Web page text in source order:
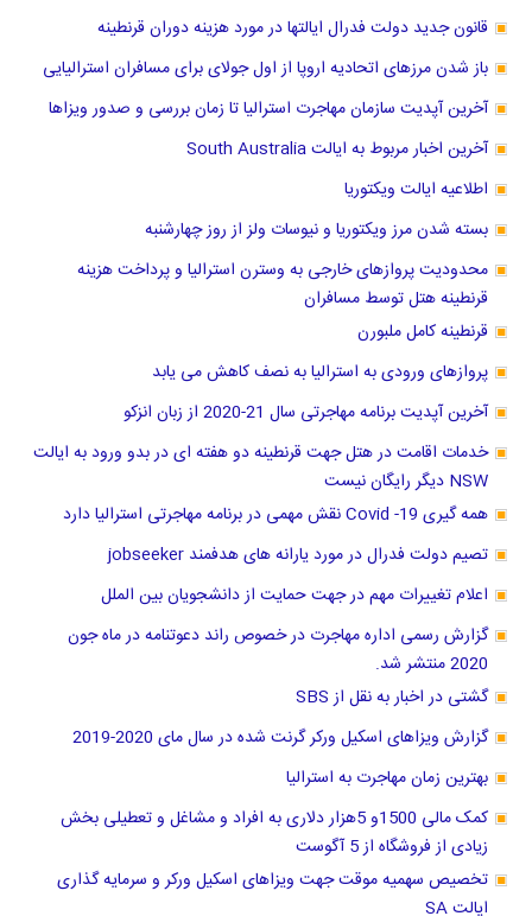
قانون جدید دولت فدرال ایالتها در مورد هزینه دوران قرنطینه
باز شدن مرزهای اتحادیه اروپا از اول جولای برای مسافران استرالیایی
آخرین آپدیت سازمان مهاجرت استرالیا تا زمان بررسی و صدور ویزاها
آخرین اخبار مربوط به ایالت South Australia
اطلاعیه ایالت ویکتوریا
بسته شدن مرز ویکتوریا و نیوسات ولز از روز چهارشنبه
محدودیت پروازهای خارجی به وسترن استرالیا و پرداخت هزینه
قرنطینه هتل توسط مسافران
قرنطینه کامل ملبورن
پروازهای ورودی به استرالیا به نصف کاهش می یابد
آخرین آپدیت برنامه مهاجرتی سال 21-2020 از زبان انزکو
خدمات اقامت در هتل جهت قرنطینه دو هفته ای در بدو ورود به ایالت
NSW دیگر رایگان نیست
همه گیری Covid -19 نقش مهمی در برنامه مهاجرتی استرالیا دارد
تصیم دولت فدرال در مورد یارانه های هدفمند jobseeker
اعلام تغییرات مهم در جهت حمایت از دانشجویان بین الملل
گزارش رسمی اداره مهاجرت در خصوص راند دعوتنامه در ماه جون
2020 منتشر شد.
گشتی در اخبار به نقل از SBS
گزارش ویزاهای اسکیل ورکر گرنت شده در سال مای 2020-2019
بهترین زمان مهاجرت به استرالیا
کمک مالی 1500و 5هزار دلاری به افراد و مشاغل و تعطیلی بخش
زیادی از فروشگاه از 5 آگوست
تخصیص سهمیه موقت جهت ویزاهای اسکیل ورکر و سرمایه گذاری
ایالت SA